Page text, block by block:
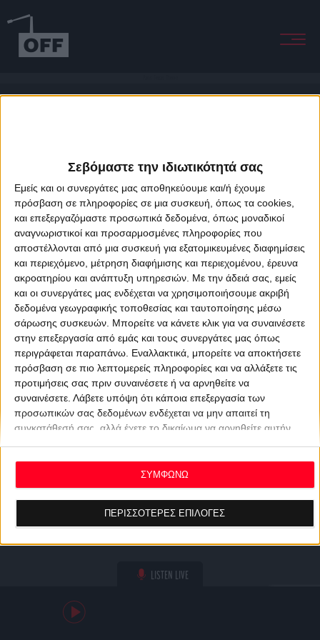
Σεβόμαστε την ιδιωτικότητά σας
Εμείς και οι συνεργάτες μας αποθηκεύουμε και/ή έχουμε
πρόσβαση σε πληροφορίες σε μια συσκευή, όπως τα cookies,
και επεξεργαζόμαστε προσωπικά δεδομένα, όπως μοναδικοί
αναγνωριστικοί και προσαρμοσμένες πληροφορίες που
αποστέλλονται από μια συσκευή για εξατομικευμένες διαφημίσεις
και περιεχόμενο, μέτρηση διαφήμισης και περιεχομένου, έρευνα
ακροατηρίου και ανάπτυξη υπηρεσιών. Με την άδειά σας, εμείς
και οι συνεργάτες μας ενδέχεται να χρησιμοποιήσουμε ακριβή
δεδομένα γεωγραφικής τοποθεσίας και ταυτοποίησης μέσω
σάρωσης συσκευών. Μπορείτε να κάνετε κλικ για να συναινέσετε
στην επεξεργασία από εμάς και τους συνεργάτες μας όπως
περιγράφεται παραπάνω. Εναλλακτικά, μπορείτε να αποκτήσετε
πρόσβαση σε πιο λεπτομερείς πληροφορίες και να αλλάξετε τις
προτιμήσεις σας πριν συναινέσετε ή να αρνηθείτε να
συναινέσετε. Λάβετε υπόψη ότι κάποια επεξεργασία των
προσωπικών σας δεδομένων ενδέχεται να μην απαιτεί τη
συγκατάθεσή σας, αλλά έχετε το δικαίωμα να αρνηθείτε αυτήν
ανακαλέσετε τη συγκατάθεσή σας ανά πάσα στιγμή
επιστρέφοντας σε αυτόν τον ιστότοπο και κάνοντας κλικ στο
κουμπί "Απορρήτου" στο κάτω μέρος της ιστοσελίδας.
ΠΕΡΙΣΣΟΤΕΡΕΣ ΕΠΙΛΟΓΕΣ
ΣΥΜΦΩΝΩ
LISTEN LIVE
About Offradio Business Class Terms & Conditions
Privacy Policy
Designed & developed byporcupine colors&Fotis Alexandrou